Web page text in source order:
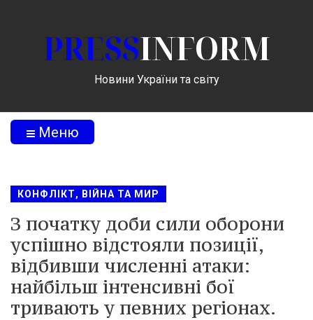
PRESSINFORM
Новини України та світу
Меню
КОНФЛІКТ, ВІЙНА ТА МИР
З початку доби сили оборони
успішно відстояли позиції,
відбивши численні атаки:
найбільш інтенсивні бої
тривають у певних регіонах.